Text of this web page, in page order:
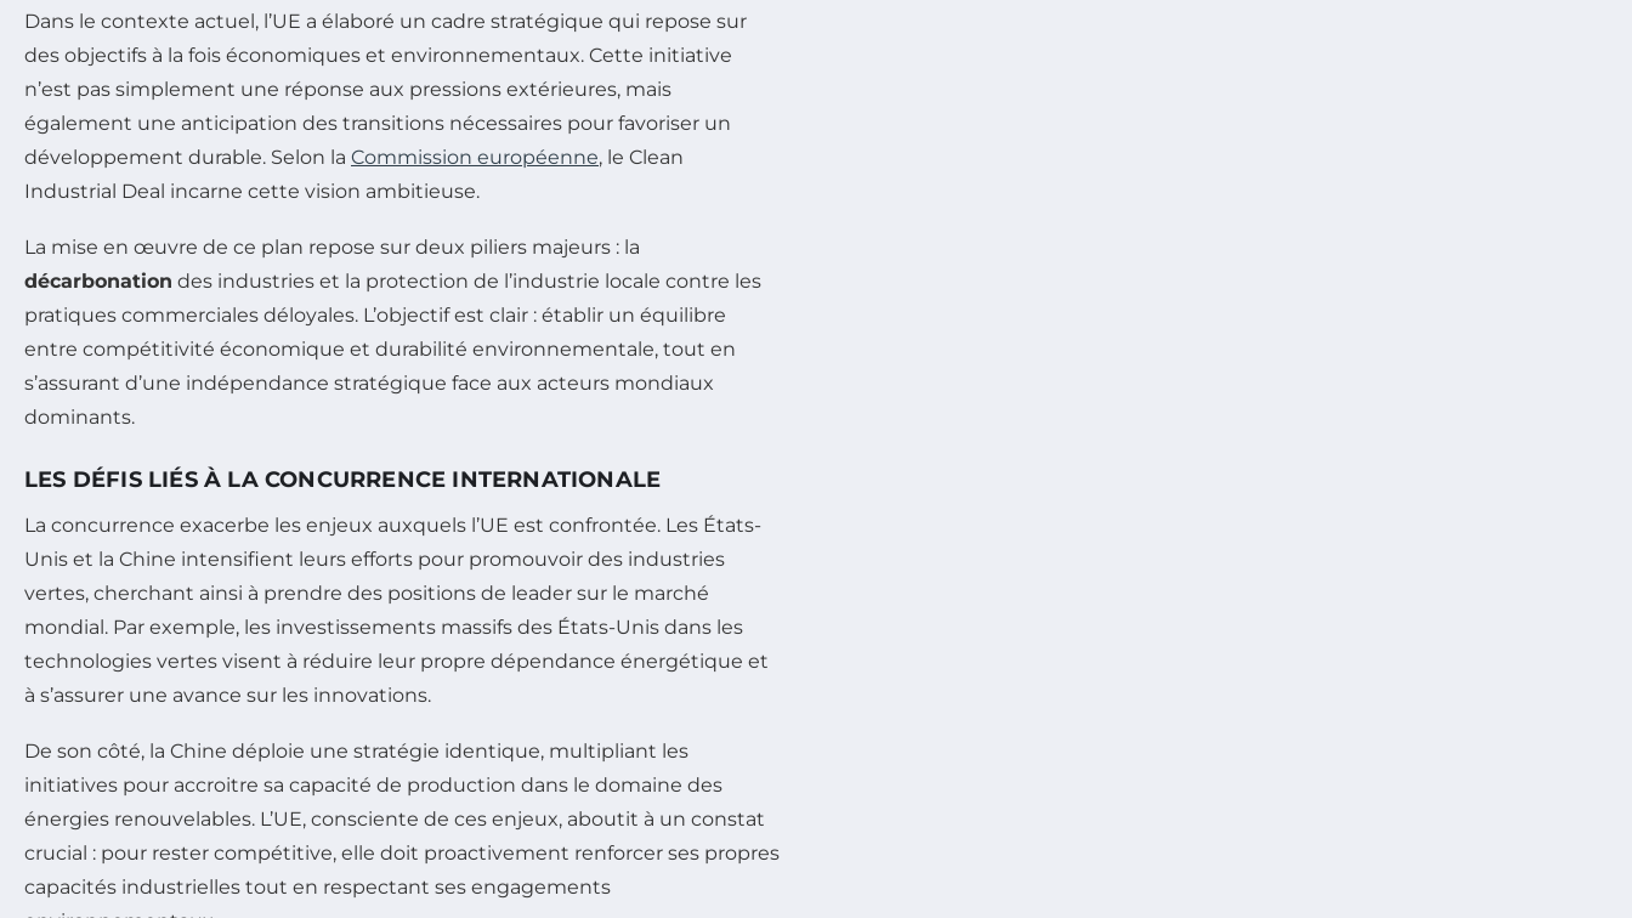
Dans le contexte actuel, l’UE a élaboré un cadre stratégique qui repose sur
des objectifs à la fois économiques et environnementaux. Cette initiative
n’est pas simplement une réponse aux pressions extérieures, mais
également une anticipation des transitions nécessaires pour favoriser un
développement durable. Selon la Commission européenne, le Clean
Industrial Deal incarne cette vision ambitieuse.
La mise en œuvre de ce plan repose sur deux piliers majeurs : la
décarbonation des industries et la protection de l’industrie locale contre les
pratiques commerciales déloyales. L’objectif est clair : établir un équilibre
entre compétitivité économique et durabilité environnementale, tout en
s’assurant d’une indépendance stratégique face aux acteurs mondiaux
dominants.
LES DÉFIS LIÉS À LA CONCURRENCE INTERNATIONALE
La concurrence exacerbe les enjeux auxquels l’UE est confrontée. Les États-
Unis et la Chine intensifient leurs efforts pour promouvoir des industries
vertes, cherchant ainsi à prendre des positions de leader sur le marché
mondial. Par exemple, les investissements massifs des États-Unis dans les
technologies vertes visent à réduire leur propre dépendance énergétique et
à s’assurer une avance sur les innovations.
De son côté, la Chine déploie une stratégie identique, multipliant les
initiatives pour accroitre sa capacité de production dans le domaine des
énergies renouvelables. L’UE, consciente de ces enjeux, aboutit à un constat
crucial : pour rester compétitive, elle doit proactivement renforcer ses propres
capacités industrielles tout en respectant ses engagements